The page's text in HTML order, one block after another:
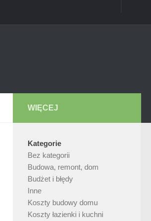
WIĘCEJ
Kategorie
Bez kategorii
Budowa, remont, dom
Budżet i błędy
Inne
Koszty budowy domu
Koszty łazienki i kuchni